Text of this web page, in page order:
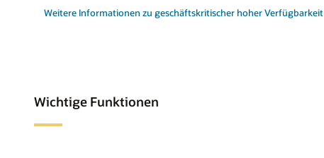
Weitere Informationen zu geschäftskritischer hoher Verfügbarkeit
Wichtige Funktionen